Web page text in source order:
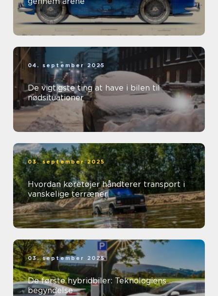
04. september 2025
De vigtigste ting at have i bilen til
nødsituationer
03. september 2025
Hvordan køretøjer håndterer transport i
vanskelige terræner
03. september 2025
De første hybridbiler: Teknologiens
begyndelse